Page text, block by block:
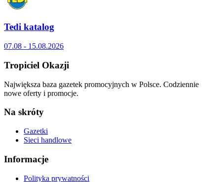
Tedi katalog
07.08 - 15.08.2026
Tropiciel Okazji
Największa baza gazetek promocyjnych w Polsce. Codziennie
nowe oferty i promocje.
Na skróty
Gazetki
Sieci handlowe
Informacje
Polityka prywatności